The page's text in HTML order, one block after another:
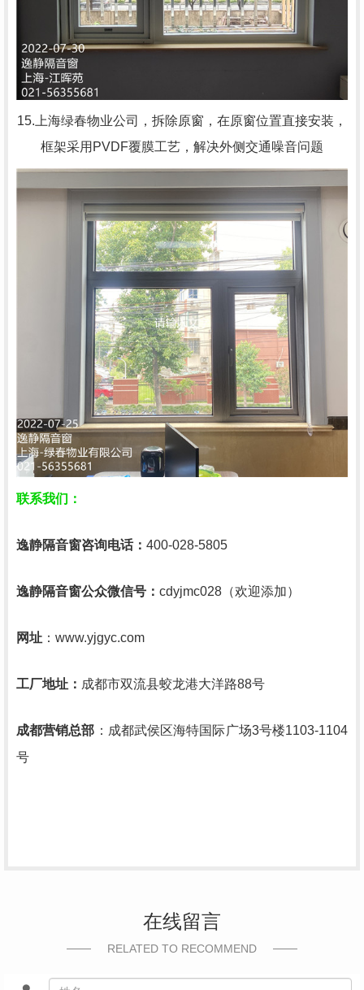
15.上海绿春物业公司，拆除原窗，在原窗位置直接安装，
框架采用PVDF覆膜工艺，解决外侧交通噪音问题
联系我们：
逸静隔音窗咨询电话： 400-028-5805
逸静隔音窗公众微信号： cdyjmc028（欢迎添加）
网址 ：www.yjgyc.com
工厂地址： 成都市双流县蛟龙港大洋路88号
成都营销总部 ：成都武侯区海特国际广场3号楼1103-1104
号
在线留言
RELATED TO RECOMMEND